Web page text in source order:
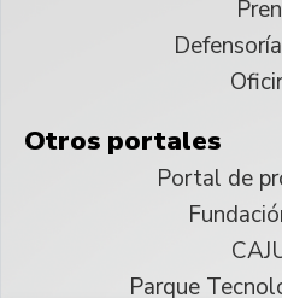
Otros portales
Portal de
Parque